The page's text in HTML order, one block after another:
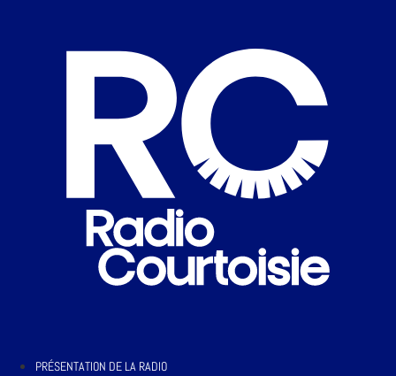
PRÉSENTATION DE LA RADIO